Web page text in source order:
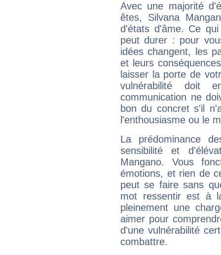
Avec une majorité
êtes, Silvana
d'états d'âme. Ce
peut durer : pour
idées changent, les
et leurs
laisser la porte de
vulnérabilité doit
communication ne
bon du concret s'il
l'enthousiasme ou le
La prédominance
sensibilité et
Mangano. Vous
émotions, et rien de
peut se faire sans
mot ressentir est à
pleinement une
aimer pour
d'une vulnérabilité
combattre.